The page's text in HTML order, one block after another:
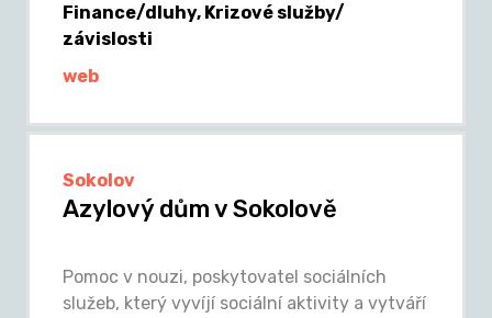
Finance/dluhy, Krizové služby/
závislosti
web
Sokolov
Azylový dům v Sokolově
Pomoc v nouzi, poskytovatel sociálních
služeb, který vyvíjí sociální aktivity a vytváří